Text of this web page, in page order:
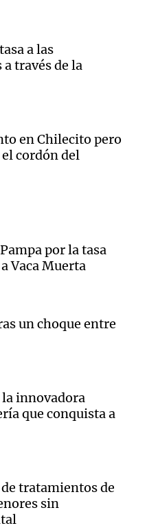
a las
través de la
en Chilecito pero
cordón del
por la tasa
Vaca Muerta
un choque entre
la innovadora
que conquista a
tratamientos de
sin